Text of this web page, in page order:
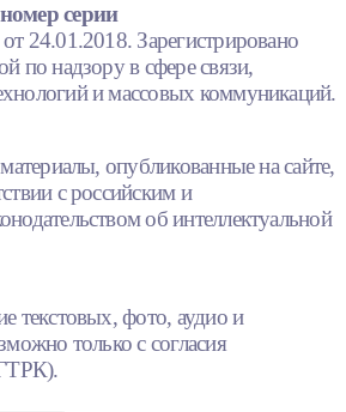
серии
24.01.2018. Зарегистрировано
по надзору в сфере связи,
и массовых коммуникаций.
опубликованные на сайте,
с российским и
об интеллектуальной
текстовых, фото, аудио и
только с согласия